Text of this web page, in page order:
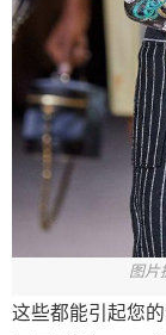
图片
这些都能引起您